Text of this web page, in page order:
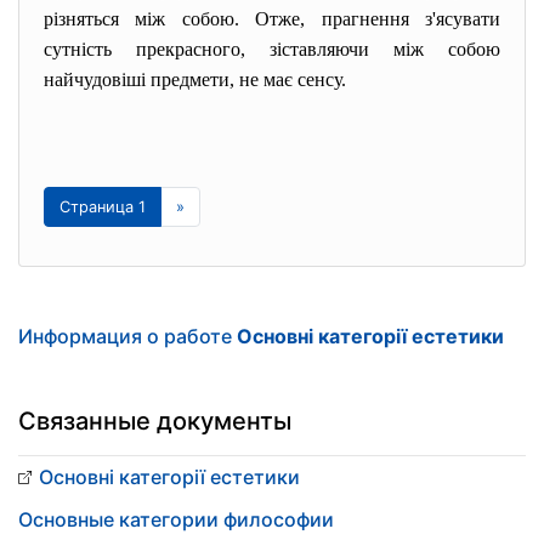
різняться між собою. Отже, прагнення з'ясувати
сутність прекрасного, зіставляючи між собою
найчудовіші предмети, не має сенсу.
Страница 1 »
Информация о работе Основні категорії естетики
Связанные документы
Основні категорії естетики
Основные категории философии